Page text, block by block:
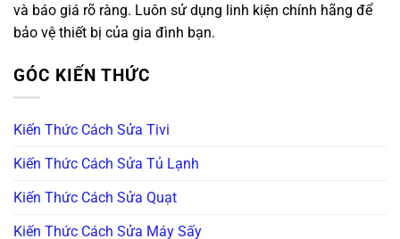
và báo giá rõ ràng. Luôn sử dụng linh kiện chính hãng để
bảo vệ thiết bị của gia đình bạn.
GÓC KIẾN THỨC
Kiến Thức Cách Sửa Tivi
Kiến Thức Cách Sửa Tủ Lạnh
Kiến Thức Cách Sửa Quạt
Kiến Thức Cách Sửa Máy Sấy